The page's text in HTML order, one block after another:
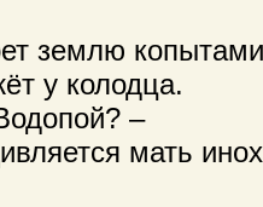
землю
у колодца.
–
мать